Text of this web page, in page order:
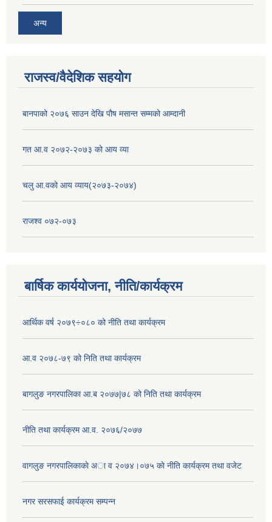
अन्य
राजस्व/वैदेशिक सहयोग
बानपाको २०७६ साउन देखि पौष मसान्त सम्मको आम्दानी
गत आ.व २०७२-२०७३ को आय व्या
चलु आ.वको आय व्याय(२०७३-२०७४)
राजश्व ०७२-०७३
बार्षिक कार्ययोजना, नीति/कार्यक्रम
आर्थिक वर्ष २०७९÷०८० को नीति तथा कार्यक्रम
आ.व २०७८-७९ को निति तथा कार्यक्रम
बागलुङ नगरपालिका आ.ब २०७७|७८ को निति तथा कार्यक्रम
नीति तथा कार्यक्रम आ.व. २०७६/२०७७
वागलुङ नगरपालिकाकाे अा‍ व २०७४।०७५ काे नीति कार्यक्रम तथा वजेट
नगर सरसफाई कार्यक्रम सम्पन्न